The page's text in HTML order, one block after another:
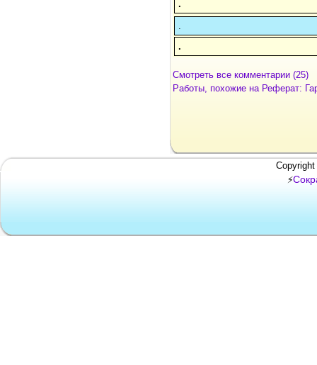
.
.
Смотреть все комментарии (25)
Работы, похожие на Реферат:
⚡